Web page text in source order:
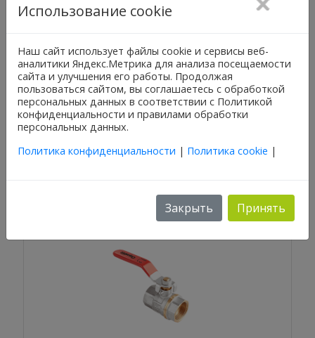
Кран AquaHit 3/4`` вн.-вн., бабочка BV.313.05
Использование cookie
Наш сайт использует файлы cookie и сервисы веб-
аналитики Яндекс.Метрика для анализа посещаемости
сайта и улучшения его работы. Продолжая
пользоваться сайтом, вы соглашаетесь с обработкой
персональных данных в соответствии с Политикой
конфиденциальности и правилами обработки
персональных данных.
Политика конфиденциальности | Политика cookie |
Закрыть Принять